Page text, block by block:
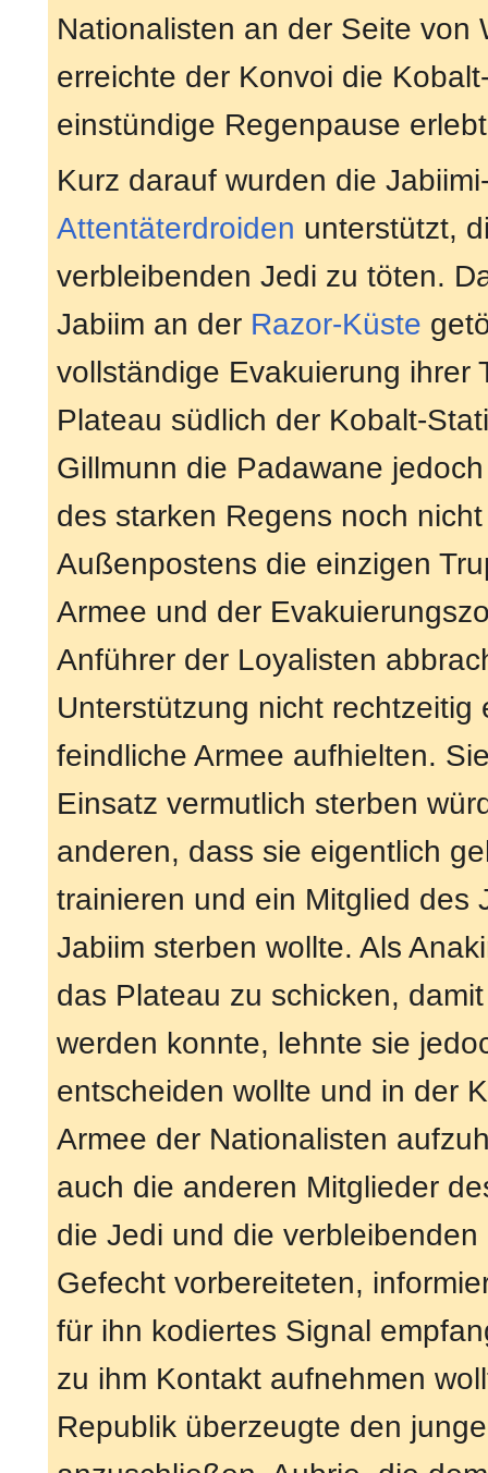
Nationalisten an der Seite von
erreichte der Konvoi die
einstündige Regenpause
Kurz darauf wurden die
Attentäterdroiden unterstützt,
verbleibenden Jedi zu töten.
Jabiim an der Razor-Küste
vollständige Evakuierung ihrer
Plateau südlich der Kobalt-
Gillmunn die Padawane
des starken Regens noch
Außenpostens die einzigen
Armee und der
Anführer der Loyalisten
Unterstützung nicht
feindliche Armee aufhielten.
Einsatz vermutlich sterben
anderen, dass sie eigentlich
trainieren und ein Mitglied des
Jabiim sterben wollte. Als
das Plateau zu schicken,
werden konnte, lehnte sie
entscheiden wollte und in der
Armee der Nationalisten
auch die anderen Mitglieder
die Jedi und die
Gefecht vorbereiteten,
für ihn kodiertes Signal
zu ihm Kontakt aufnehmen
Republik überzeugte den